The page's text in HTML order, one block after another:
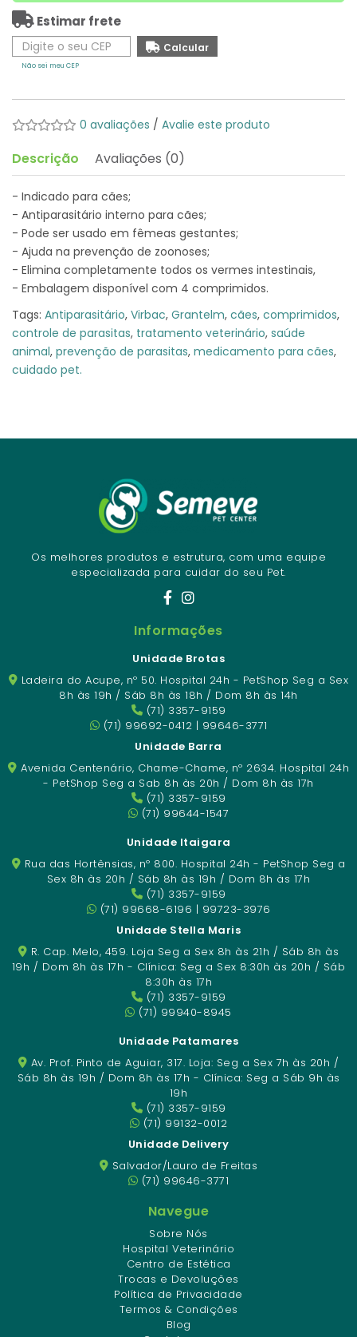
Estimar frete
Não sei meu CEP
0 avaliações / Avalie este produto
Descrição Avaliações (0)
- Indicado para cães;
- Antiparasitário interno para cães;
- Pode ser usado em fêmeas gestantes;
- Ajuda na prevenção de zoonoses;
- Elimina completamente todos os vermes intestinais,
- Embalagem disponível com 4 comprimidos.
Tags: Antiparasitário, Virbac, Grantelm, cães, comprimidos,
controle de parasitas, tratamento veterinário, saúde
animal, prevenção de parasitas, medicamento para cães,
cuidado pet.
Os melhores produtos e estrutura, com uma equipe
especializada para cuidar do seu Pet.
Informações
Unidade Brotas
Ladeira do Acupe, nº 50. Hospital 24h - PetShop Seg a Sex
8h às 19h / Sáb 8h às 18h / Dom 8h às 14h
(71) 3357-9159
(71) 99692-0412 | 99646-3771
Unidade Barra
Avenida Centenário, Chame-Chame, nº 2634. Hospital 24h
- PetShop Seg a Sab 8h às 20h / Dom 8h às 17h
(71) 3357-9159
(71) 99644-1547
Unidade Itaigara
Rua das Hortênsias, nº 800. Hospital 24h - PetShop Seg a
Sex 8h às 20h / Sáb 8h às 19h / Dom 8h às 17h
(71) 3357-9159
(71) 99668-6196 | 99723-3976
Unidade Stella Maris
R. Cap. Melo, 459. Loja Seg a Sex 8h às 21h / Sáb 8h às
19h / Dom 8h às 17h - Clínica: Seg a Sex 8:30h às 20h / Sáb
8:30h às 17h
(71) 3357-9159
(71) 99940-8945
Unidade Patamares
Av. Prof. Pinto de Aguiar, 317. Loja: Seg a Sex 7h às 20h /
Sáb 8h às 19h / Dom 8h às 17h - Clínica: Seg a Sáb 9h às
19h
(71) 3357-9159
(71) 99132-0012
Unidade Delivery
Salvador/Lauro de Freitas
(71) 99646-3771
Navegue
Sobre Nós
Hospital Veterinário
Centro de Estética
Trocas e Devoluções
Política de Privacidade
Termos & Condições
Blog